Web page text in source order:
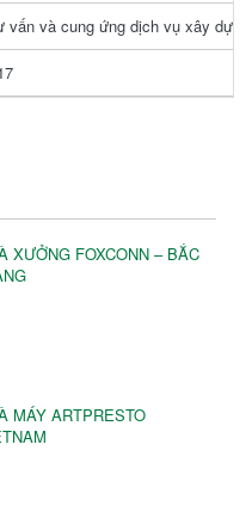
và cung ứng dịch vụ xây dựng
XƯỞNG FOXCONN – BẮC
MÁY ARTPRESTO